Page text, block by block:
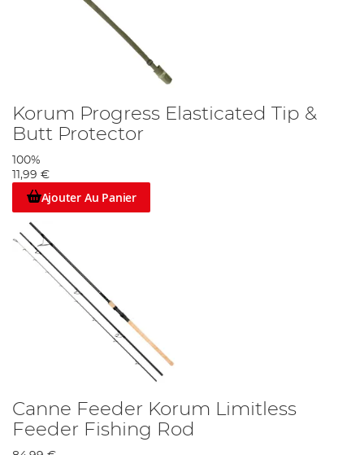
Korum Progress Elasticated Tip &
Butt Protector
100%
11,99 €
Ajouter Au Panier
Canne Feeder Korum Limitless
Feeder Fishing Rod